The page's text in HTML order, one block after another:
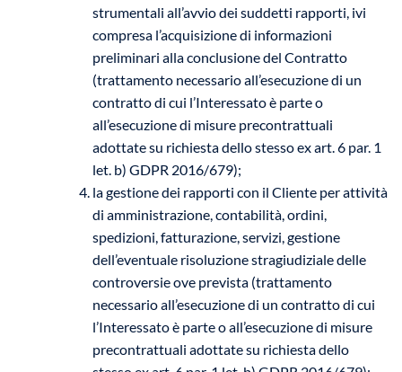
strumentali all’avvio dei suddetti rapporti, ivi
compresa l’acquisizione di informazioni
preliminari alla conclusione del Contratto
(trattamento necessario all’esecuzione di un
contratto di cui l’Interessato è parte o
all’esecuzione di misure precontrattuali
adottate su richiesta dello stesso ex art. 6 par. 1
let. b) GDPR 2016/679);
la gestione dei rapporti con il Cliente per attività
di amministrazione, contabilità, ordini,
spedizioni, fatturazione, servizi, gestione
dell’eventuale risoluzione stragiudiziale delle
controversie ove prevista (trattamento
necessario all’esecuzione di un contratto di cui
l’Interessato è parte o all’esecuzione di misure
precontrattuali adottate su richiesta dello